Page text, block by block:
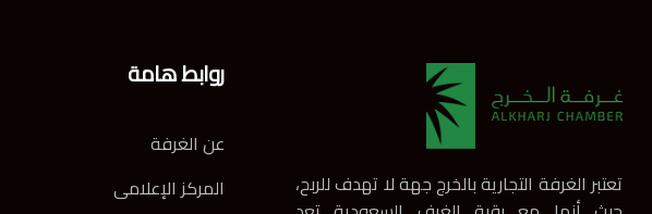
تعتبر الغرفة التجارية بالخرج جهة لا تهدف للربح،
روابط هامة
عن الغرفة
المركز الإعلامى